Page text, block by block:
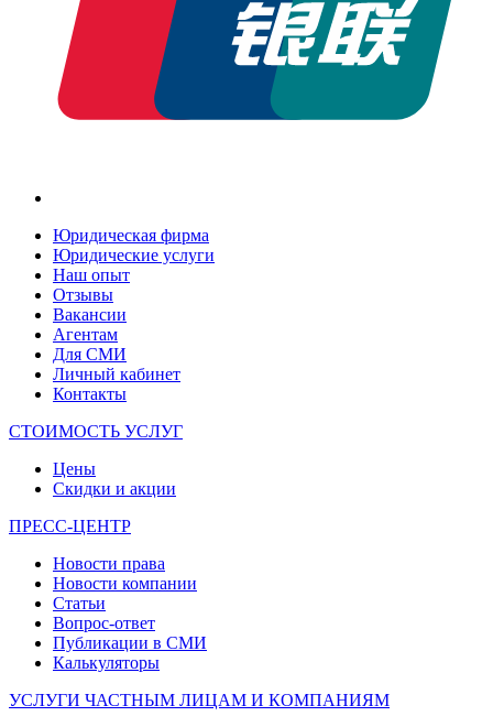
Юридическая фирма
Юридические услуги
Наш опыт
Отзывы
Вакансии
Агентам
Для СМИ
Личный кабинет
Контакты
СТОИМОСТЬ УСЛУГ
Цены
Скидки и акции
ПРЕСС-ЦЕНТР
Новости права
Новости компании
Статьи
Вопрос-ответ
Публикации в СМИ
Калькуляторы
УСЛУГИ ЧАСТНЫМ ЛИЦАМ И КОМПАНИЯМ